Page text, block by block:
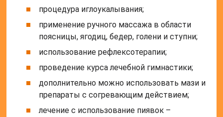
процедура иглоукалывания;
применение ручного массажа в области
поясницы, ягодиц, бедер, голени и ступни;
использование рефлексотерапии;
проведение курса лечебной гимнастики;
дополнительно можно использовать мази и
препараты с согревающим действием;
лечение с использование пиявок –